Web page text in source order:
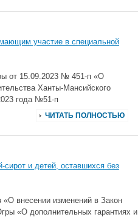
участие в специальной
от 15.09.2023 № 451-п «О
Ханты-Мансийского
года №51-п
ЧИТАТЬ ПОЛНОСТЬЮ
и детей, оставшихся без
внесении изменений в Закон
«О дополнительных гарантиях и